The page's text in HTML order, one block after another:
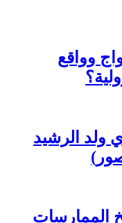
وواقع
ولد الرشيد
الممارسات